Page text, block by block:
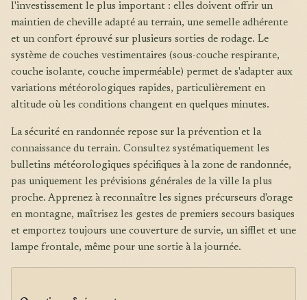
l'investissement le plus important : elles doivent offrir un
maintien de cheville adapté au terrain, une semelle adhérente
et un confort éprouvé sur plusieurs sorties de rodage. Le
système de couches vestimentaires (sous-couche respirante,
couche isolante, couche imperméable) permet de s'adapter aux
variations météorologiques rapides, particulièrement en
altitude où les conditions changent en quelques minutes.
La sécurité en randonnée repose sur la prévention et la
connaissance du terrain. Consultez systématiquement les
bulletins météorologiques spécifiques à la zone de randonnée,
pas uniquement les prévisions générales de la ville la plus
proche. Apprenez à reconnaître les signes précurseurs d'orage
en montagne, maîtrisez les gestes de premiers secours basiques
et emportez toujours une couverture de survie, un sifflet et une
lampe frontale, même pour une sortie à la journée.